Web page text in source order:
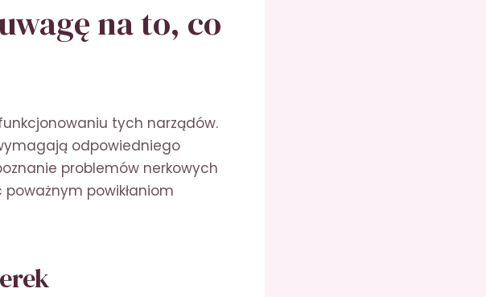
na to, co
tych narządów.
odpowiedniego
problemów nerkowych
poważnym powikłaniom